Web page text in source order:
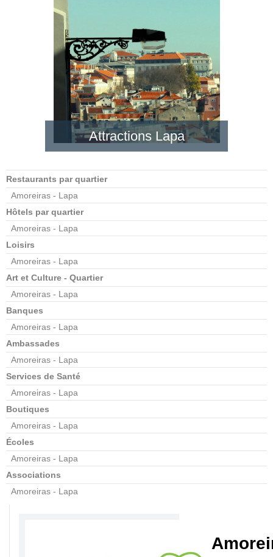
Attractions Lapa
Restaurants par quartier
Amoreiras - Lapa
Hôtels par quartier
Amoreiras - Lapa
Loisirs
Amoreiras - Lapa
Art et Culture - Quartier
Amoreiras - Lapa
Banques
Amoreiras - Lapa
Ambassades
Amoreiras - Lapa
Services de Santé
Amoreiras - Lapa
Boutiques
Amoreiras - Lapa
Écoles
Amoreiras - Lapa
Associations
Amoreiras - Lapa